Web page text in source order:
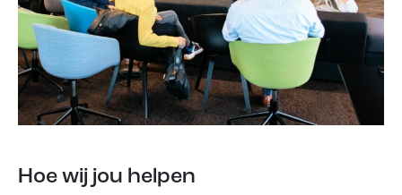
Hoe wij jou helpen